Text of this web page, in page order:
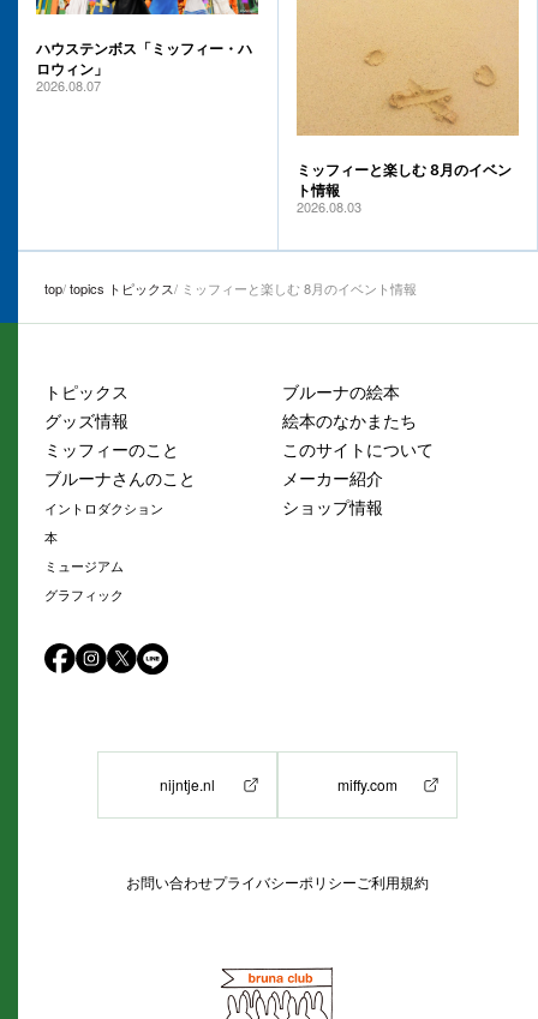
ハウステンボス「ミッフィー・ハ
ロウィン」
2026.08.07
ミッフィーと楽しむ 8月のイベン
ト情報
2026.08.03
top topics トピックス ミッフィーと楽しむ 8月のイベント情報
トピックス
グッズ情報
ミッフィーのこと
ブルーナさんのこと
イントロダクション
本
ミュージアム
グラフィック
ブルーナの絵本
絵本のなかまたち
このサイトについて
メーカー紹介
ショップ情報
nijntje.nl miffy.com
お問い合わせプライバシーポリシーご利用規約